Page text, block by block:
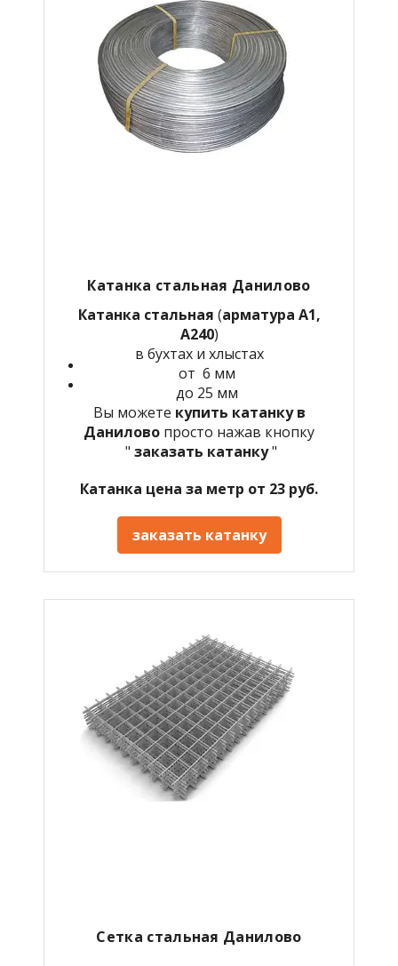
Катанка стальная Данилово
Катанка стальная (арматура А1,
А240)
в бухтах и хлыстах
от 6 мм
до 25 мм
Вы можете купить катанку в
Данилово просто нажав кнопку
" заказать катанку"
Катанка цена за метр от 23 руб.
заказать катанку
Сетка стальная Данилово